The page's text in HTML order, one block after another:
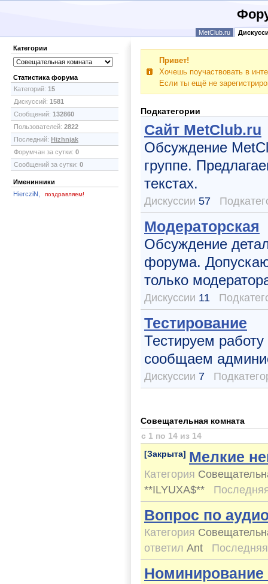
MetClub.ru
Категории
Статистика форума
Категорий: 15
Дискуссий: 1581
Сообщений: 132860
Пользователей: 2822
Последний: Hizhnjak
Форумчан за сутки: 0
Сообщений за сутки: 0
Именинники
HiercziN,
поздравляем!
Привет!
Хочешь поучаствовать в
Если ты ещё не
Подкатегории
Сайт MetClub.ru
Обсуждение
группе.
текстах.
Дискуссии 57
Модераторская
Обсуждение
форума.
только
Дискуссии 11
Тестирование
Тестируем
сообщаем
Дискуссии 7
Совещательная комната
с 1 по 14 из 14
[Закрыта] Мелкие
Категория
**ILYUXA$**
Вопрос по
Категория
ответил Ant Последняя